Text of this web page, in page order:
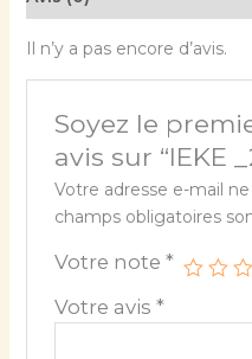
Il n’y a pas encore d’avis.
Soyez le
avis sur “IEKE
Votre adresse e-mail
champs obligatoires
Votre note *
Votre avis *